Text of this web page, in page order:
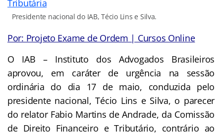
Presidente nacional do IAB, Técio Lins e Silva.
Por: Projeto Exame de Ordem | Cursos Online
O IAB – Instituto dos Advogados Brasileiros
aprovou, em caráter de urgência na sessão
ordinária do dia 17 de maio, conduzida pelo
presidente nacional, Técio Lins e Silva, o parecer
do relator Fabio Martins de Andrade, da Comissão
de Direito Financeiro e Tributário, contrário ao